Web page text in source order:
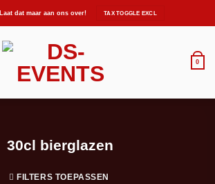
Laat dat maar aan ons over!
0
30cl bierglazen
FILTERS TOEPASSEN